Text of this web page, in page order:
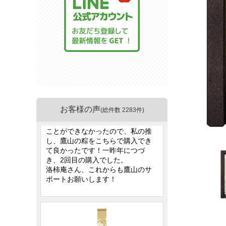
お客様の声(総件数 2283件)